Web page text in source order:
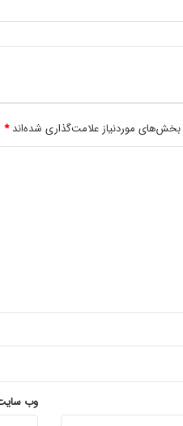
P
i
g
ی
ا
ن
ی
ت
بخش‌های موردنیاز علامت‌گذاری شده‌اند*
وب‌